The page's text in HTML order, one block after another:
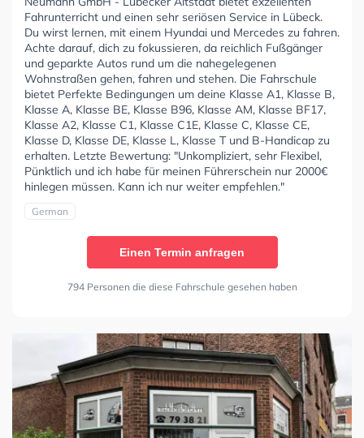
Fahrunterricht und einen sehr seriösen Service in Lübeck.
Du wirst lernen, mit einem Hyundai und Mercedes zu fahren.
Achte darauf, dich zu fokussieren, da reichlich Fußgänger
und geparkte Autos rund um die nahegelegenen
Wohnstraßen gehen, fahren und stehen. Die Fahrschule
bietet Perfekte Bedingungen um deine Klasse A1, Klasse B,
Klasse A, Klasse BE, Klasse B96, Klasse AM, Klasse BF17,
Klasse A2, Klasse C1, Klasse C1E, Klasse C, Klasse CE,
Klasse D, Klasse DE, Klasse L, Klasse T und B-Handicap zu
erhalten. Letzte Bewertung: "Unkompliziert, sehr Flexibel,
Pünktlich und ich habe für meinen Führerschein nur 2000€
hinlegen müssen. Kann ich nur weiter empfehlen."
German
Einen Termin anfragen
794 Personen die diese Fahrschule gesehen haben